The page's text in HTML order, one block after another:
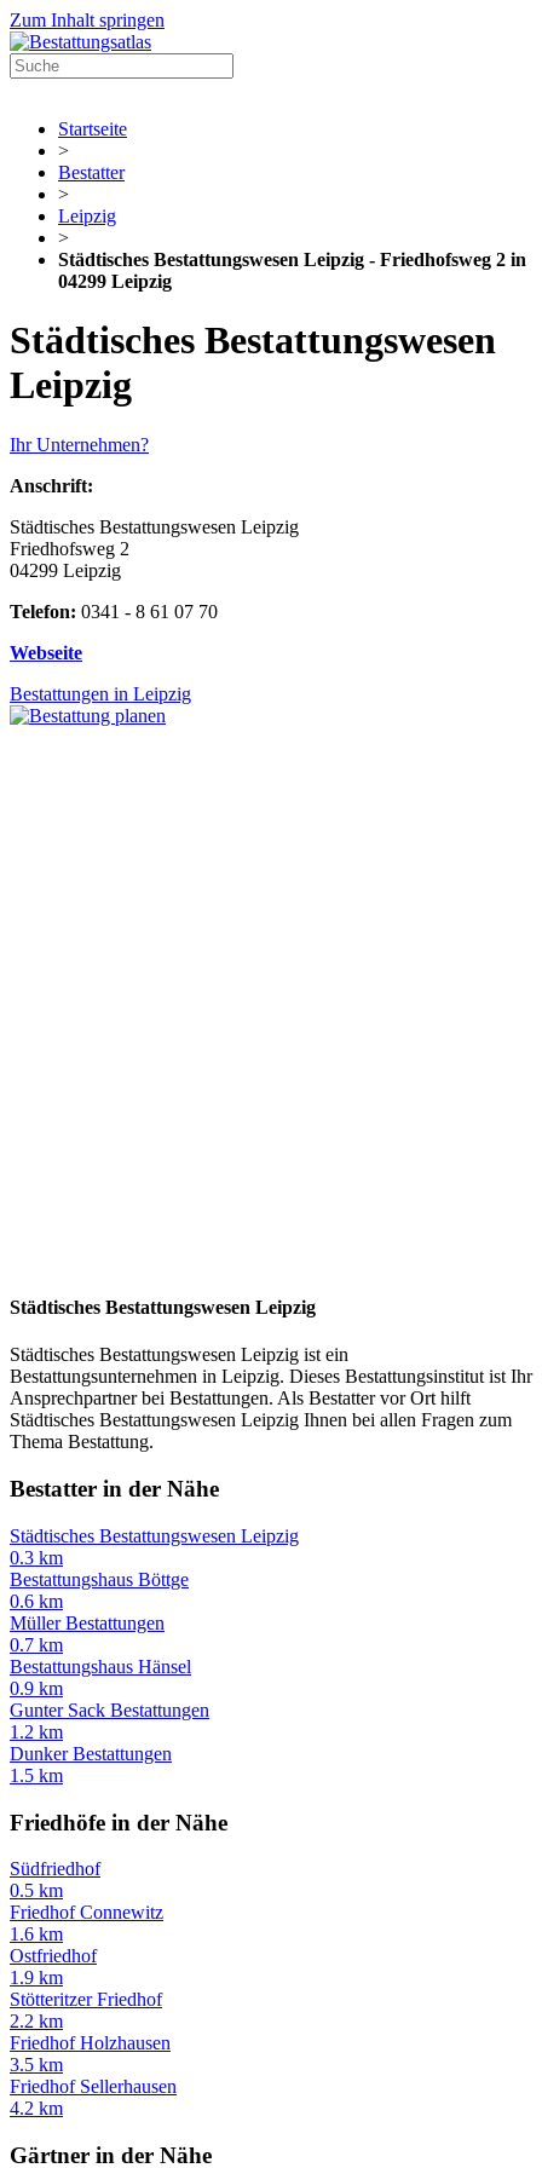
Zum Inhalt springen
Startseite
>
Bestatter
>
Leipzig
>
Städtisches Bestattungswesen Leipzig - Friedhofsweg 2 in
04299 Leipzig
Städtisches Bestattungswesen
Leipzig
Ihr Unternehmen?
Anschrift:
Städtisches Bestattungswesen Leipzig
Friedhofsweg 2
04299 Leipzig
Telefon: 0341 - 8 61 07 70
Webseite
Bestattungen in Leipzig
Städtisches Bestattungswesen Leipzig
Städtisches Bestattungswesen Leipzig ist ein
Bestattungsunternehmen in Leipzig. Dieses Bestattungsinstitut ist Ihr
Ansprechpartner bei Bestattungen. Als Bestatter vor Ort hilft
Städtisches Bestattungswesen Leipzig Ihnen bei allen Fragen zum
Thema Bestattung.
Bestatter in der Nähe
Städtisches Bestattungswesen Leipzig
0.3 km
Bestattungshaus Böttge
0.6 km
Müller Bestattungen
0.7 km
Bestattungshaus Hänsel
0.9 km
Gunter Sack Bestattungen
1.2 km
Dunker Bestattungen
1.5 km
Friedhöfe in der Nähe
Südfriedhof
0.5 km
Friedhof Connewitz
1.6 km
Ostfriedhof
1.9 km
Stötteritzer Friedhof
2.2 km
Friedhof Holzhausen
3.5 km
Friedhof Sellerhausen
4.2 km
Gärtner in der Nähe